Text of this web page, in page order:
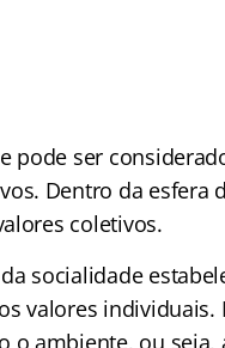
pode ser
Dentro da esfera
coletivos.
socialidade
valores
o ambiente, ou